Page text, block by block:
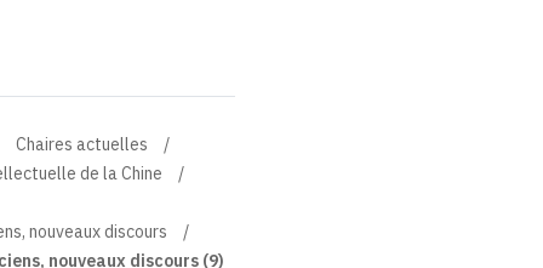
Chaires actuelles
de la Chine
nouveaux discours
nouveaux discours (9)